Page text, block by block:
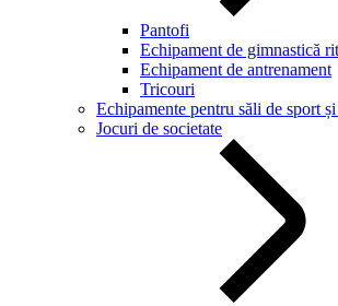
Pantofi
Echipament de gimnastică
Echipament de antrenament
Tricouri
Echipamente pentru săli de sport
Jocuri de societate